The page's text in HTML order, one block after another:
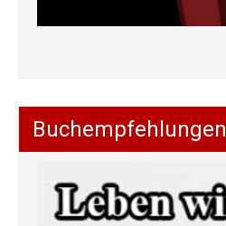
Buchempfehlungen